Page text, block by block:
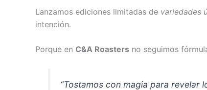
Lanzamos ediciones limitadas de variedades
intención.
Porque en C&A Roasters no seguimos
“Tostamos con magia para revelar